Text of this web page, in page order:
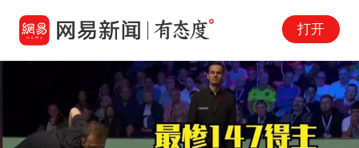
打开